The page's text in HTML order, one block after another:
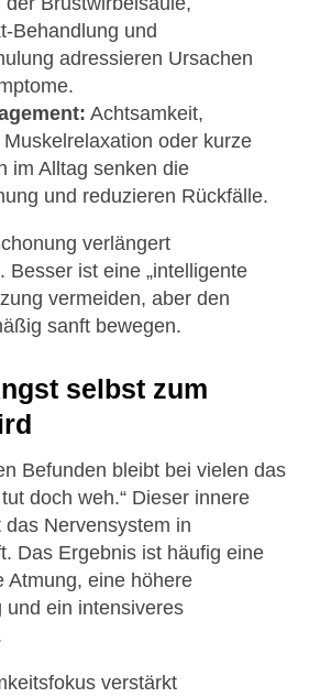
Behandlung und
adressieren Ursachen
Achtsamkeit,
oder kurze
im Alltag senken die
und reduzieren Rückfälle.
verlängert
Besser ist eine „intelligente
vermeiden, aber den
sanft bewegen.
selbst zum
Befunden bleibt bei vielen das
doch weh.“ Dieser innere
Nervensystem in
Das Ergebnis ist häufig eine
Atmung, eine höhere
und ein intensiveres
verstärkt